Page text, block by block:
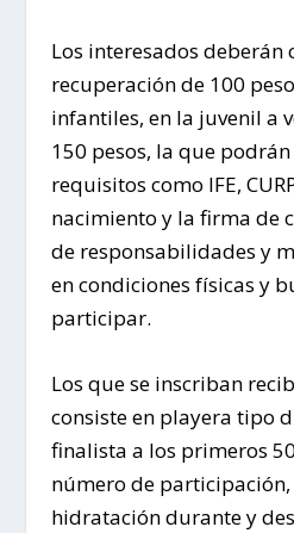
Los interesados deberán
recuperación de 100
infantiles, en la juvenil a
150 pesos, la que
requisitos como IFE,
nacimiento y la firma de
de responsabilidades y
en condiciones físicas y
participar.
Los que se inscriban
consiste en playera tipo
finalista a los primeros
número de participación,
hidratación durante y